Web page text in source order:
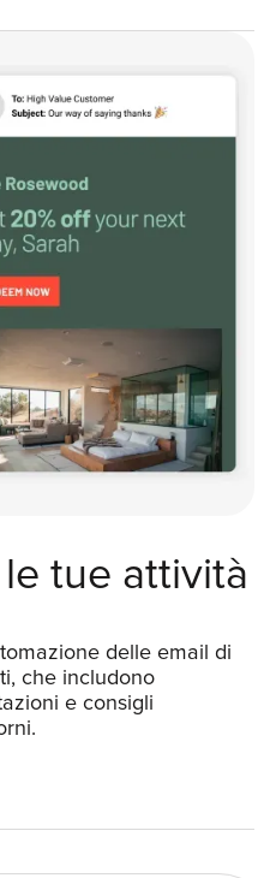
tue attività
delle email di
che includono
e consigli